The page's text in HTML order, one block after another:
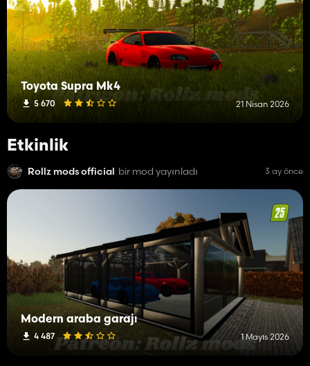
Toyota Supra Mk4
5 670 21 Nisan 2026
Etkinlik
Rollz mods official bir mod yayınladı 3 ay önce
Modern araba garajı
4 487 1 Mayıs 2026